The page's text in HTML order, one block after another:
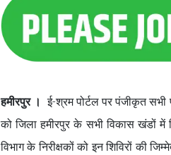
हमीरपुर । ई-श्रम पोर्टल पर पंजीकृत सभी
को जिला हमीरपुर के सभी विकास खंडों में
विभाग के निरीक्षकों को इन शिविरों की